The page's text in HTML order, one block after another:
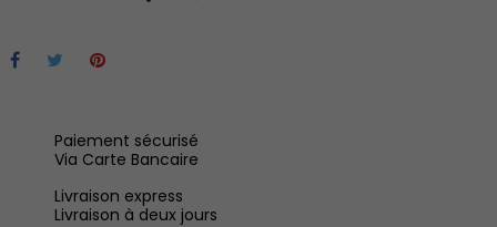
Paiement sécurisé
Via Carte Bancaire
Livraison express
Livraison à deux jours